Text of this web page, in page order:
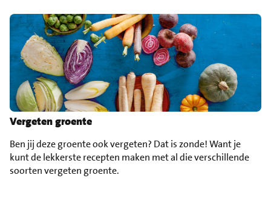
Vergeten groente
Ben jij deze groente ook vergeten? Dat is zonde! Want je
kunt de lekkerste recepten maken met al die verschillende
soorten vergeten groente.